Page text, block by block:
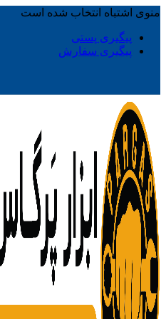
منوی اشتباه انتخاب شده است
پیگیری پستی
پیگیری سفارش